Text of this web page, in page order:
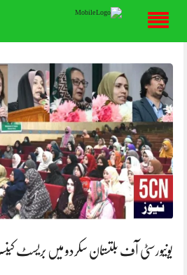
content
یونیورسٹی آف بلتستان سکردو میں بریسٹ